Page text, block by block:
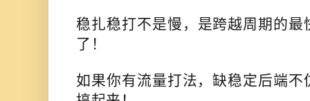
稳扎稳打不是慢，是跨越周期的
了！
如果你有流量打法，缺稳定后端